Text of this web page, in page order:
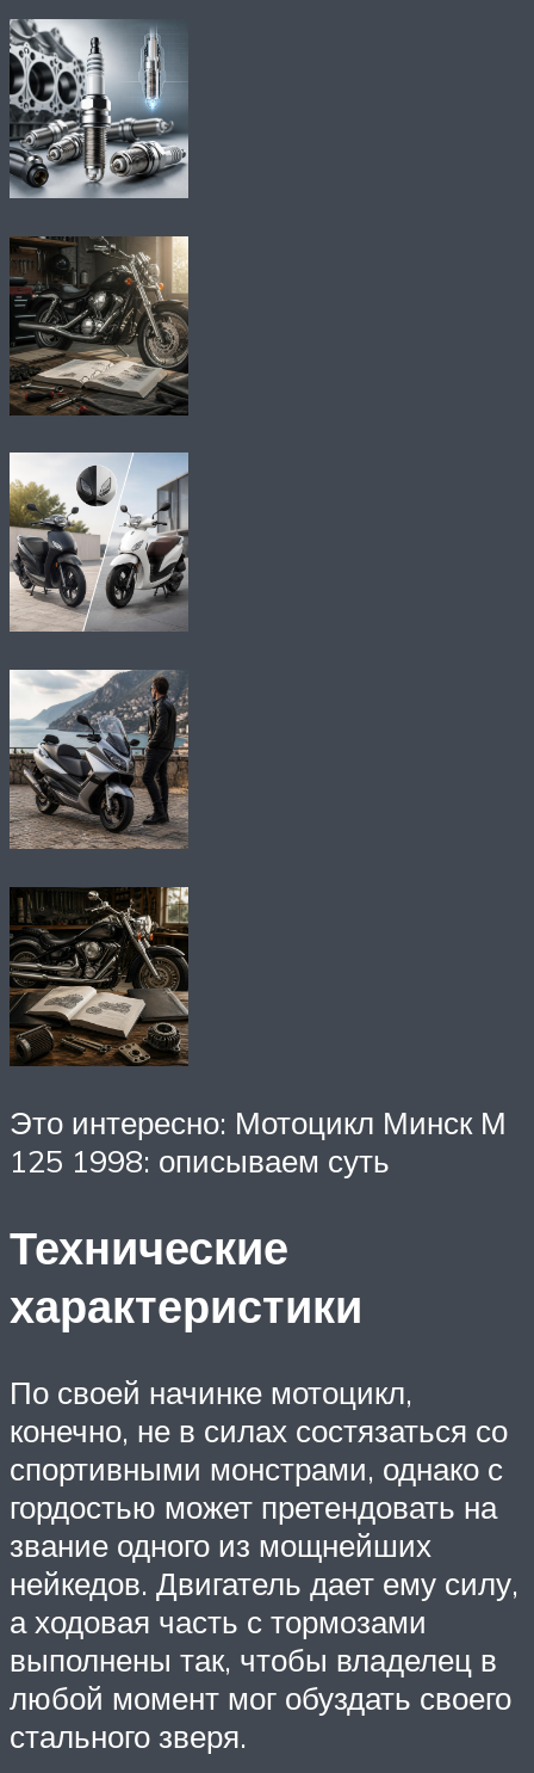
Это интересно: Мотоцикл Минск М
125 1998: описываем суть
Технические
характеристики
По своей начинке мотоцикл,
конечно, не в силах состязаться со
спортивными монстрами, однако с
гордостью может претендовать на
звание одного из мощнейших
нейкедов. Двигатель дает ему силу,
а ходовая часть с тормозами
выполнены так, чтобы владелец в
любой момент мог обуздать своего
стального зверя.